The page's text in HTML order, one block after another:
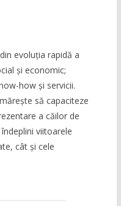
evoluția rapidă a
și economic;
how și servicii.
să capaciteze
a căilor de
viitoarele
cât și cele